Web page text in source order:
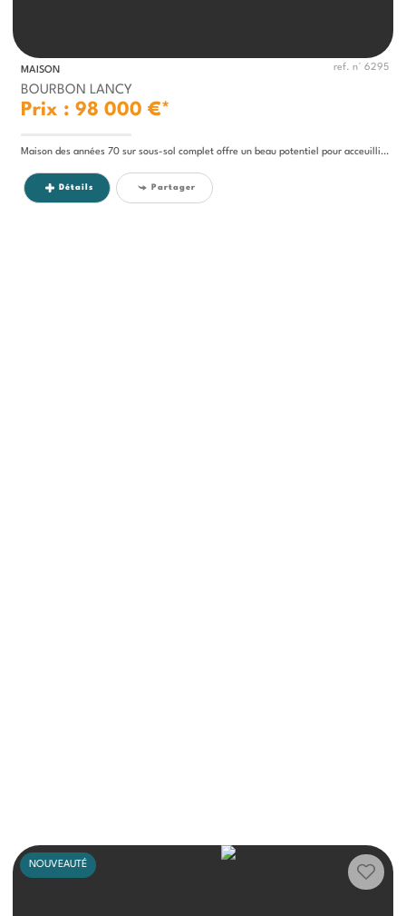
MAISON ref. n° 6295
BOURBON LANCY
Prix : 98 000 €*
Maison des années 70 sur sous-sol complet offre un beau potentiel pour acceuillir une famille ou concrétiser un projet...
Détails Partager
NOUVEAUTÉ